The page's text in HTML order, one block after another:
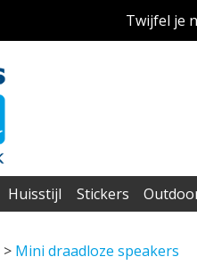
Twijfel je
Huisstijl Stickers
> Mini draadloze speakers